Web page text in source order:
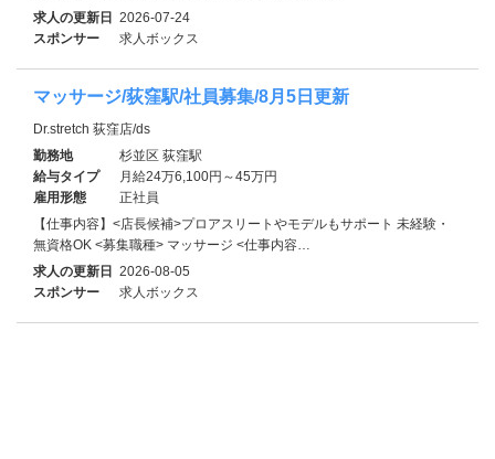
求人の更新日 2026-07-24
スポンサー
求人ボックス
マッサージ/荻窪駅/社員募集/8月5日更新
Dr.stretch 荻窪店/ds
勤務地
杉並区 荻窪駅
給与タイプ
月給24万6,100円～45万円
雇用形態
正社員
【仕事内容】<店長候補>プロアスリートやモデルもサポート 未経験・
無資格OK <募集職種> マッサージ <仕事内容…
求人の更新日 2026-08-05
スポンサー
求人ボックス